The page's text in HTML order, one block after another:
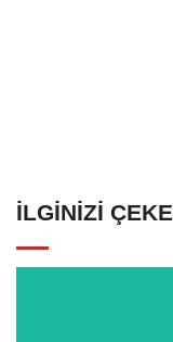
İLGINIZI